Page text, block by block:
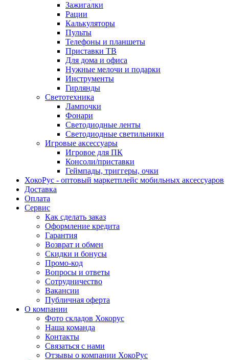
Зажигалки
Рации
Калькуляторы
Пульты
Телефоны и планшеты
Приставки ТВ
Для дома и офиса
Нужные мелочи и подарки
Инструменты
Гирлянды
Светотехника
Лампочки
Фонари
Светодиодные ленты
Светодиодные светильники
Игровые аксессуары
Игровое для ПК
Консоли/приставки
Геймпады, триггеры, очки
ХокоРус - оптовый маркетплейс мобильных аксессуаров
Доставка
Оплата
Сервис
Как сделать заказ
Оформление кредита
Гарантия
Возврат и обмен
Скидки и бонусы
Промо-код
Вопросы и ответы
Сотрудничество
Вакансии
Публичная оферта
О компании
Фото складов Хокорус
Наша команда
Контакты
Связаться с нами
Отзывы о компании ХокоРус